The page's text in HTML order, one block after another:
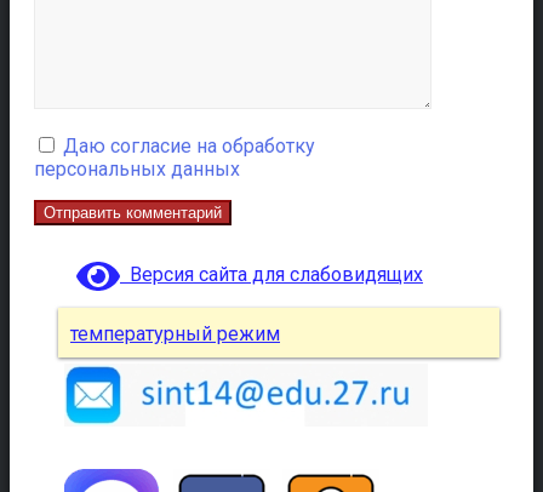
Даю согласие на обработку
персональных данных
Версия сайта для слабовидящих
температурный режим